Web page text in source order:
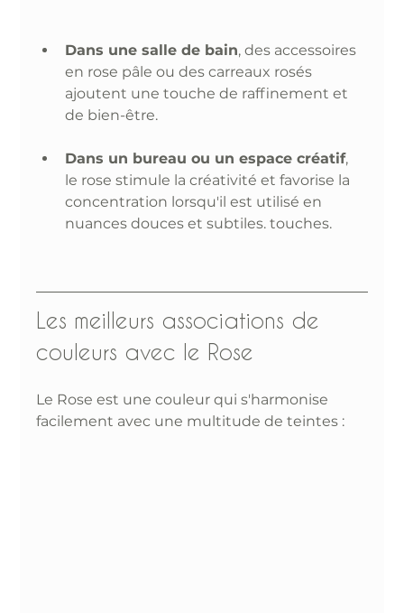
Dans une salle de bain, des accessoires
en rose pâle ou des carreaux rosés
ajoutent une touche de raffinement et
de bien-être.
Dans un bureau ou un espace créatif,
le rose stimule la créativité et favorise la
concentration lorsqu'il est utilisé en
nuances douces et subtiles. touches.
Les meilleurs associations de
couleurs avec le Rose
Le Rose est une couleur qui s'harmonise
facilement avec une multitude de teintes :